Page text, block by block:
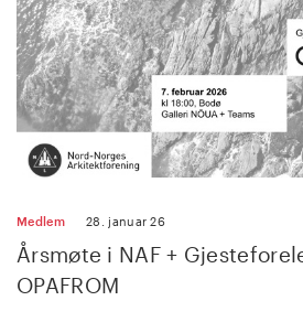
Medlem 28. januar 26
Årsmøte i NAF +
OPAFROM